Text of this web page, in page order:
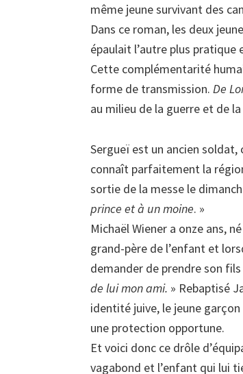
même jeune survivant des
Dans ce roman, les deux
épaulait l’autre plus pratique
Cette complémentarité
forme de transmission. De
au milieu de la guerre et de
Sergueï est un ancien soldat,
connaît parfaitement la
sortie de la messe le
prince et à un moine. »
Michaël Wiener a onze ans,
grand-père de l’enfant et
demander de prendre son
de lui mon ami. » Rebaptisé
identité juive, le jeune
une protection opportune.
Et voici donc ce drôle
vagabond et l’enfant qui lui